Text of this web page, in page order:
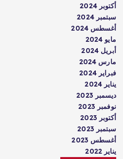
أكتوبر 2024
سبتمبر 2024
أغسطس 2024
مايو 2024
أبريل 2024
مارس 2024
فبراير 2024
يناير 2024
ديسمبر 2023
نوفمبر 2023
أكتوبر 2023
سبتمبر 2023
أغسطس 2023
يناير 2022